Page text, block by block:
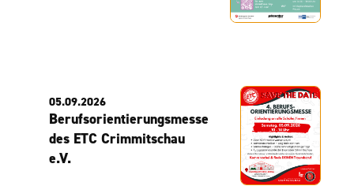
05.09.2026
Berufsorientierungsmesse
des ETC Crimmitschau
e.V.